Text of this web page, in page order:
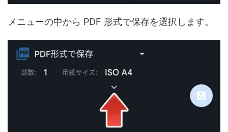
メニューの中から PDF 形式で保存を選択します。